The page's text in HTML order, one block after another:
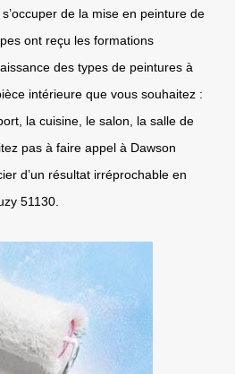
de la mise en peinture de
ont reçu les formations
des types de peintures à
intérieure que vous souhaitez :
la cuisine, le salon, la salle de
pas à faire appel à Dawson
d’un résultat irréprochable en
51130.